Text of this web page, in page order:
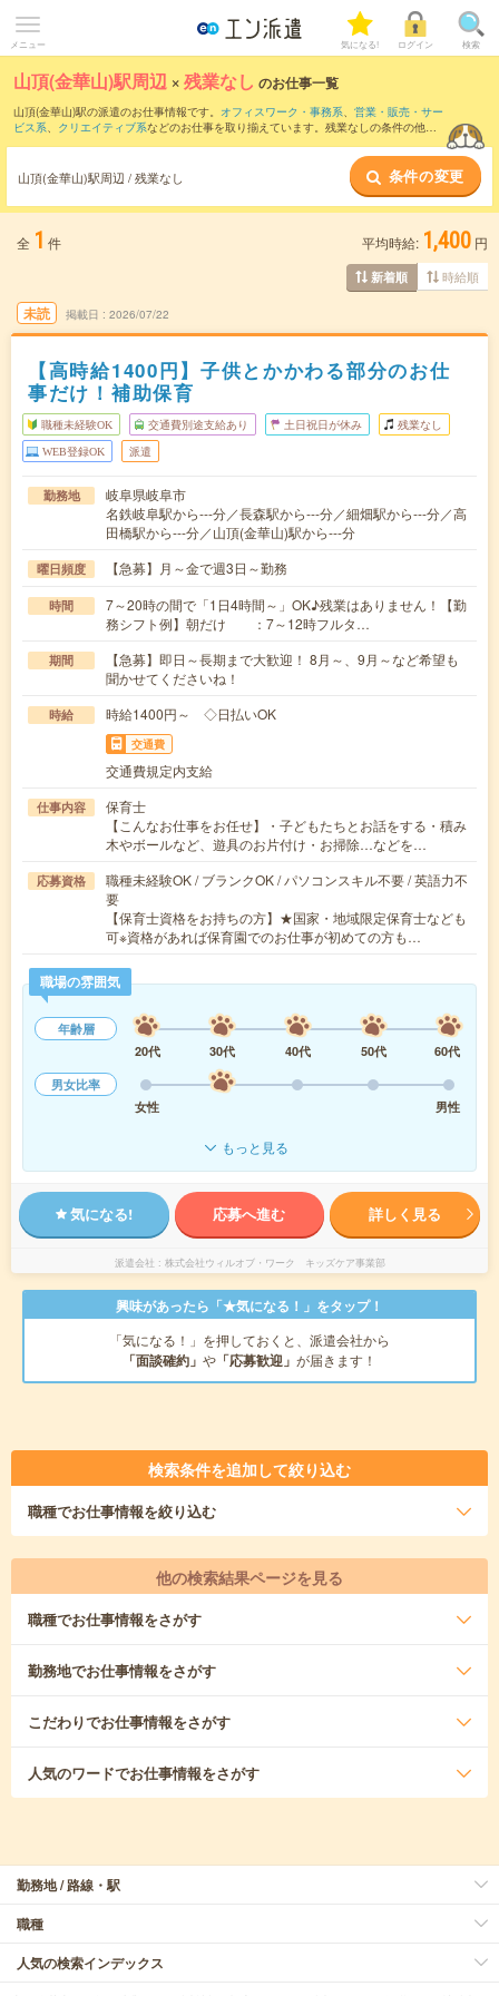
メニュー 気になる! ログイン 検索
山頂(金華山)駅周辺 ×残業なし のお仕事一覧
山頂(金華山)駅の派遣のお仕事情報です。 オフィスワーク・事務系、 営業・販売・サー
ビス系、 クリエイティブ系などのお仕事を取り揃えています。残業なしの条件の他
山頂(金華山)駅周辺 / 残業なし 条件の変更
全 1 件 平均時給: 1,400 円
新着順 時給順
未読 掲載日 2026/07/22
【高時給1400円】子供とかかわる部分のお仕
事だけ！補助保育
職種未経験OK 交通費別途支給あり 土日祝日が休み 残業なし
WEB登録OK 派遣
勤務地
岐阜県岐阜市
名鉄岐阜駅から---分／長森駅から---分／細畑駅から---分／高
田橋駅から---分／山頂(金華山)駅から---分
曜日頻度 【急募】月～金で週3日～勤務
時間
7～20時の間で「1日4時間～」OK♪残業はありません！【勤
務シフト例】朝だけ ：7～12時フルタ…
期間
【急募】即日～長期まで大歓迎！ 8月～、9月～など希望も
聞かせてくださいね！
時給 時給1400円～ ◇日払いOK
交通費
交通費規定内支給
仕事内容
保育士
【こんなお仕事をお任せ】・子どもたちとお話をする・積み
木やボールなど、遊具のお片付け・お掃除…などを…
応募資格
職種未経験OK / ブランクOK / パソコンスキル不要 / 英語力不
要
【保育士資格をお持ちの方】★国家・地域限定保育士なども
可※資格があれば保育園でのお仕事が初めての方も…
職場の雰囲気
年齢層
20代
30代 40代 50代
60代
男女比率
女性
男性
もっと見る
気になる! 応募へ進む 詳しく見る
派遣会社 株式会社ウィルオブ・ワーク キッズケア事業部
興味があったら「★気になる！」をタップ！
「気になる！」を押しておくと、派遣会社から
「面談確約」 や 「応募歓迎」 が届きます！
検索条件を追加して絞り込む
職種でお仕事情報を絞り込む
他の検索結果ページを見る
職種でお仕事情報をさがす
勤務地でお仕事情報をさがす
こだわりでお仕事情報をさがす
人気のワードでお仕事情報をさがす
勤務地 / 路線・駅
職種
人気の検索インデックス